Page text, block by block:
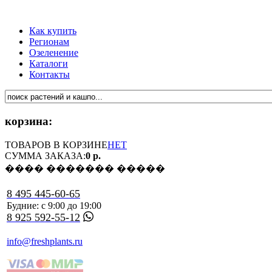
Как купить
Регионам
Озеленение
Каталоги
Контакты
корзина:
ТОВАРОВ В КОРЗИНЕНЕТ
СУММА ЗАКАЗА:0 р.
���� ������� �����
8 495 445-60-65
Будние: с 9:00 до 19:00
8 925 592-55-12
info@freshplants.ru